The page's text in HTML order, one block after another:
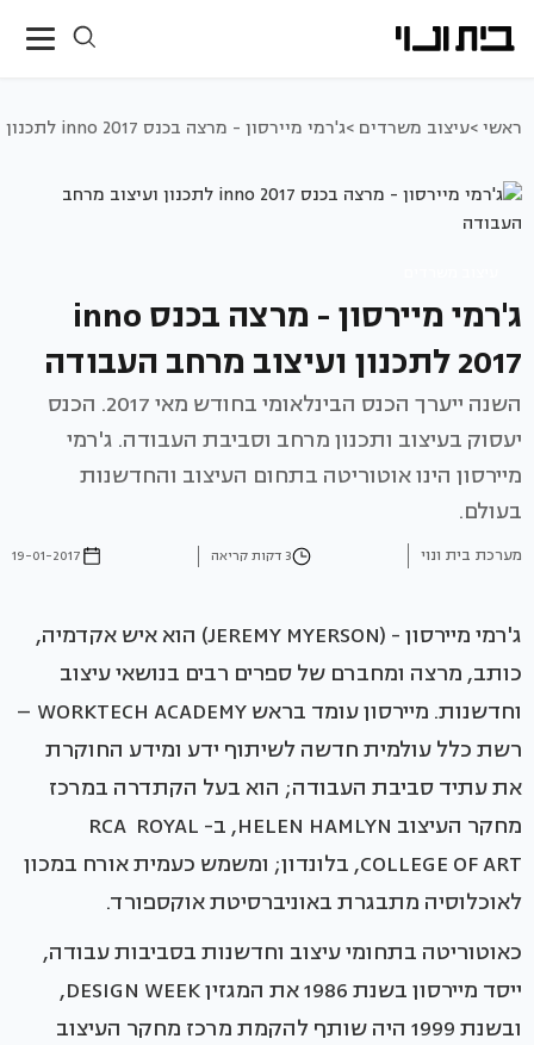
ראשי >עיצוב משרדים >ג'רמי מיירסון - מרצה בכנס inno 2017 לתכנון ועיצוב מרחב העבודה
ג'רמי מיירסון - מרצה בכנס inno
2017 לתכנון ועיצוב מרחב העבודה
השנה ייערך הכנס הבינלאומי בחודש מאי 2017. הכנס
יעסוק בעיצוב ותכנון מרחב וסביבת העבודה. ג'רמי
מיירסון הינו אוטוריטה בתחום העיצוב והחדשנות
בעולם.
מערכת בית ונוי 3 דקות קריאה 19-01-2017
ג'רמי מיירסון - (JEREMY MYERSON) הוא איש אקדמיה,
כותב, מרצה ומחברם של ספרים רבים בנושאי עיצוב
וחדשנות. מיירסון עומד בראש WORKTECH ACADEMY –
רשת כלל עולמית חדשה לשיתוף ידע ומידע החוקרת
את עתיד סביבת העבודה; הוא בעל הקתדרה במרכז
מחקר העיצוב HELEN HAMLYN, ב- RCA ROYAL
COLLEGE OF ART, בלונדון; ומשמש כעמית אורח במכון
לאוכלוסיה מתבגרת באוניברסיטת אוקספורד.
כאוטוריטה בתחומי עיצוב וחדשנות בסביבות עבודה,
ייסד מיירסון בשנת 1986 את המגזין DESIGN WEEK,
ובשנת 1999 היה שותף להקמת מרכז מחקר העיצוב